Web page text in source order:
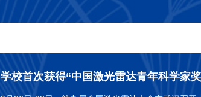
学校首次获得“中国激光雷达青年科学家